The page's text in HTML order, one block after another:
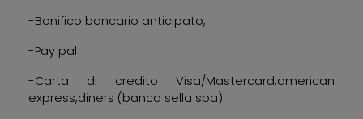
-Bonifico bancario anticipato,
-Pay pal
-Carta di credito Visa/Mastercard,american
express,diners (banca sella spa)